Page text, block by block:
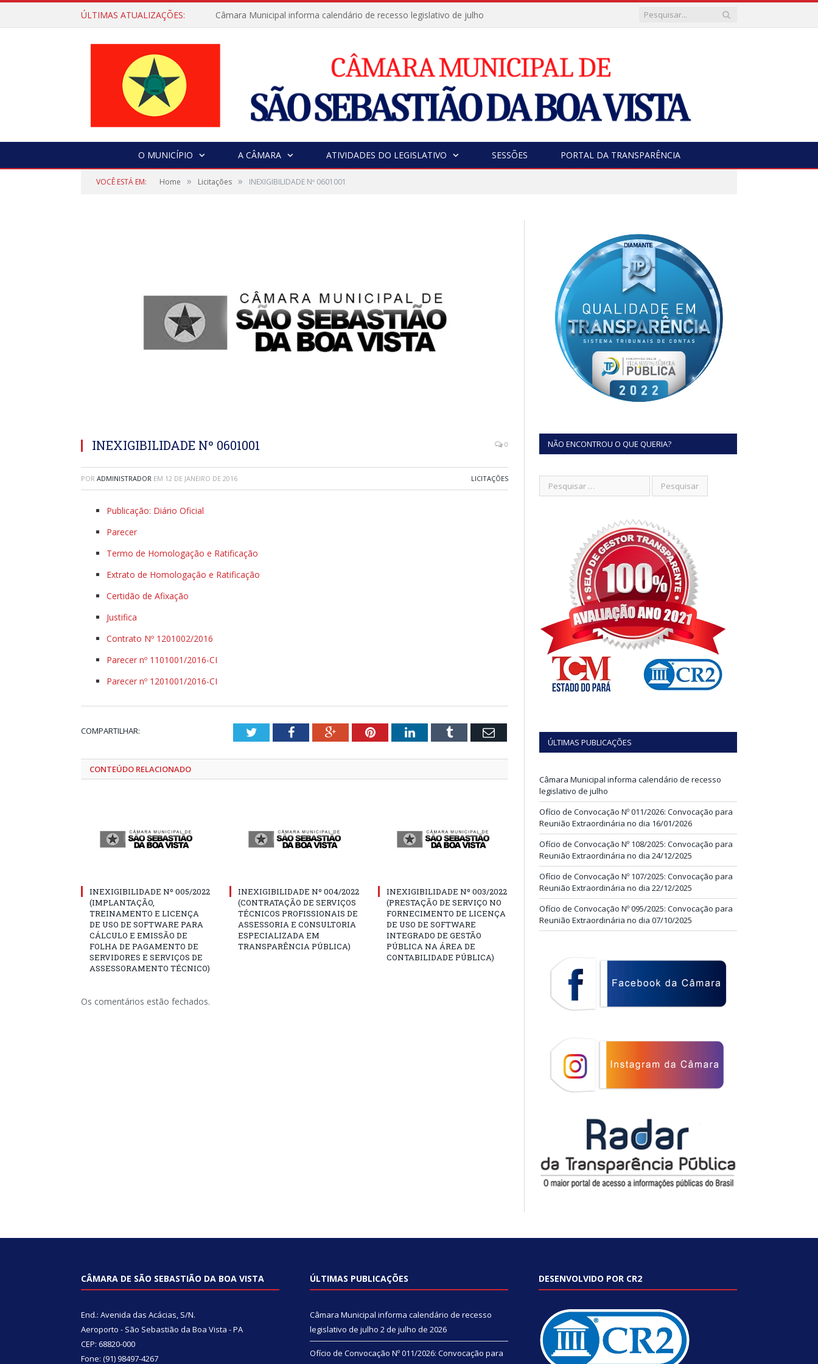
ÚLTIMAS ATUALIZAÇÕES: Câmara Municipal informa calendário de recesso legislativo de julho
O MUNICÍPIO A CÂMARA ATIVIDADES DO LEGISLATIVO SESSÕES PORTAL DA TRANSPARÊNCIA
VOCÊ ESTÁ EM: Home » Licitações » INEXIGIBILIDADE Nº 0601001
INEXIGIBILIDADE Nº 0601001 0
POR ADMINISTRADOR EM 12 DE JANEIRO DE 2016 LICITAÇÕES
Publicação: Diário Oficial
Parecer
Termo de Homologação e Ratificação
Extrato de Homologação e Ratificação
Certidão de Afixação
Justifica
Contrato Nº 1201002/2016
Parecer nº 1101001/2016-CI
Parecer nº 1201001/2016-CI
COMPARTILHAR: TwitterFacebookGoogle+PinterestLinkedInTumblr Email
CONTEÚDO RELACIONADO
INEXIGIBILIDADE Nº 005/2022
(IMPLANTAÇÃO,
TREINAMENTO E LICENÇA
DE USO DE SOFTWARE PARA
CÁLCULO E EMISSÃO DE
FOLHA DE PAGAMENTO DE
SERVIDORES E SERVIÇOS DE
ASSESSORAMENTO TÉCNICO)
INEXIGIBILIDADE Nº 004/2022
(CONTRATAÇÃO DE SERVIÇOS
TÉCNICOS PROFISSIONAIS DE
ASSESSORIA E CONSULTORIA
ESPECIALIZADA EM
TRANSPARÊNCIA PÚBLICA)
INEXIGIBILIDADE Nº 003/2022
(PRESTAÇÃO DE SERVIÇO NO
FORNECIMENTO DE LICENÇA
DE USO DE SOFTWARE
INTEGRADO DE GESTÃO
PÚBLICA NA ÁREA DE
CONTABILIDADE PÚBLICA)
Os comentários estão fechados.
NÃO ENCONTROU O QUE QUERIA?
ÚLTIMAS PUBLICAÇÕES
Câmara Municipal informa calendário de recesso
legislativo de julho
Ofício de Convocação Nº 011/2026: Convocação para
Reunião Extraordinária no dia 16/01/2026
Ofício de Convocação Nº 108/2025: Convocação para
Reunião Extraordinária no dia 24/12/2025
Ofício de Convocação Nº 107/2025: Convocação para
Reunião Extraordinária no dia 22/12/2025
Ofício de Convocação Nº 095/2025: Convocação para
Reunião Extraordinária no dia 07/10/2025
CÂMARA DE SÃO SEBASTIÃO DA BOA VISTA
End.: Avenida das Acácias, S/N.
Aeroporto - São Sebastião da Boa Vista - PA
CEP: 68820-000
Fone: (91) 98497-4267
ÚLTIMAS PUBLICAÇÕES
Câmara Municipal informa calendário de recesso
legislativo de julho 2 de julho de 2026
Ofício de Convocação Nº 011/2026: Convocação para
DESENVOLVIDO POR CR2